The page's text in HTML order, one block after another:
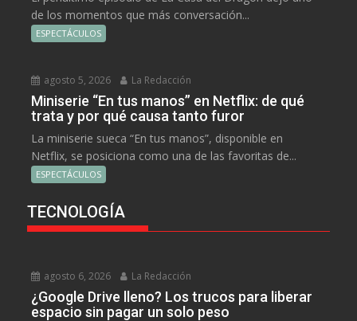
de los momentos que más conversación...
ESPECTÁCULOS
agosto 5, 2026 La Redacción
Miniserie “En tus manos” en Netflix: de qué
trata y por qué causa tanto furor
La miniserie sueca “En tus manos”, disponible en
Netflix, se posiciona como una de las favoritas de...
ESPECTÁCULOS
TECNOLOGÍA
agosto 6, 2026 La Redacción
¿Google Drive lleno? Los trucos para liberar
espacio sin pagar un solo peso